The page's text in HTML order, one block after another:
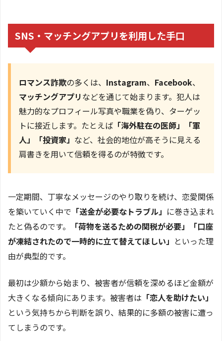
SNS・マッチングアプリを利用した手口
ロマンス詐欺の多くは、 Instagram、 Facebook、
マッチングアプリなどを通じて始まります。犯人は
魅力的なプロフィール写真や職業を偽り、ターゲッ
トに接近します。たとえば 「海外駐在の医師」「軍
人」「投資家」 など、社会的地位が高そうに見える
肩書きを用いて信頼を得るのが特徴です。
一定期間、丁寧なメッセージのやり取りを続け、恋愛関係
を築いていく中で 「送金が必要なトラブル」 に巻き込まれ
たと偽るのです。
「荷物を送るための関税が必要」「口座
が凍結されたので一時的に立て替えてほしい」 といった理
由が典型的です。
最初は少額から始まり、被害者が信頼を深めるほど金額が
大きくなる傾向にあります。被害者は 「恋人を助けたい」
という気持ちから判断を誤り、結果的に多額の被害に遭っ
てしまうのです。